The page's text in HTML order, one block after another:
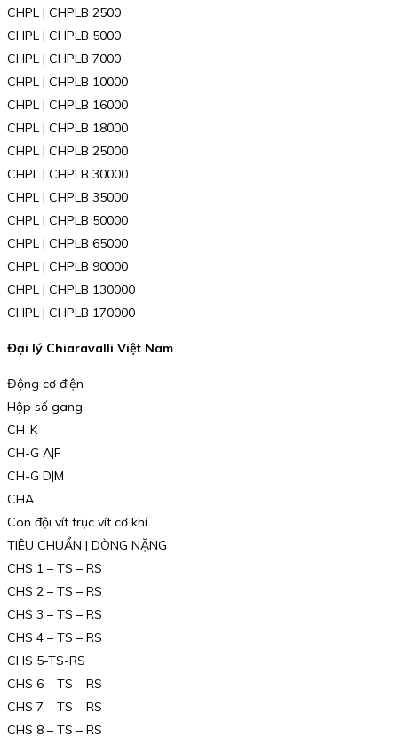
CHPL | CHPLB 2500
CHPL | CHPLB 5000
CHPL | CHPLB 7000
CHPL | CHPLB 10000
CHPL | CHPLB 16000
CHPL | CHPLB 18000
CHPL | CHPLB 25000
CHPL | CHPLB 30000
CHPL | CHPLB 35000
CHPL | CHPLB 50000
CHPL | CHPLB 65000
CHPL | CHPLB 90000
CHPL | CHPLB 130000
CHPL | CHPLB 170000
Đại lý Chiaravalli Việt Nam
Động cơ điện
Hộp số gang
CH-K
CH-G A|F
CH-G D|M
CHA
Con đội vít trục vít cơ khí
TIÊU CHUẨN | DÒNG NẶNG
CHS 1 – TS – RS
CHS 2 – TS – RS
CHS 3 – TS – RS
CHS 4 – TS – RS
CHS 5-TS-RS
CHS 6 – TS – RS
CHS 7 – TS – RS
CHS 8 – TS – RS